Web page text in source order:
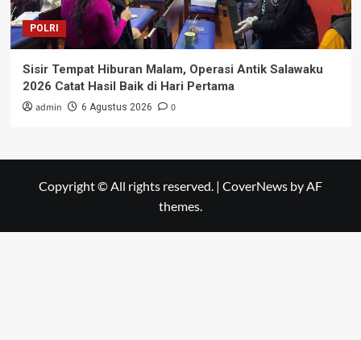
POLRI
Sisir Tempat Hiburan Malam, Operasi Antik Salawaku
2026 Catat Hasil Baik di Hari Pertama
admin 6 Agustus 2026 0
Copyright © All rights reserved. | CoverNews by AF
themes.